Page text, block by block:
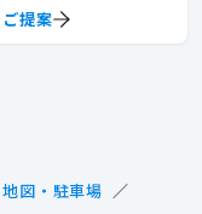
地図・駐車場 ／
提案